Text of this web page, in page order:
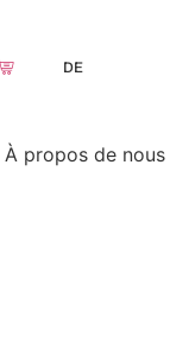
DE
À propos de nous